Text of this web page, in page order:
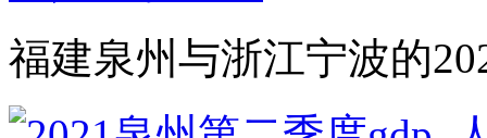
福建泉州与浙江宁波的